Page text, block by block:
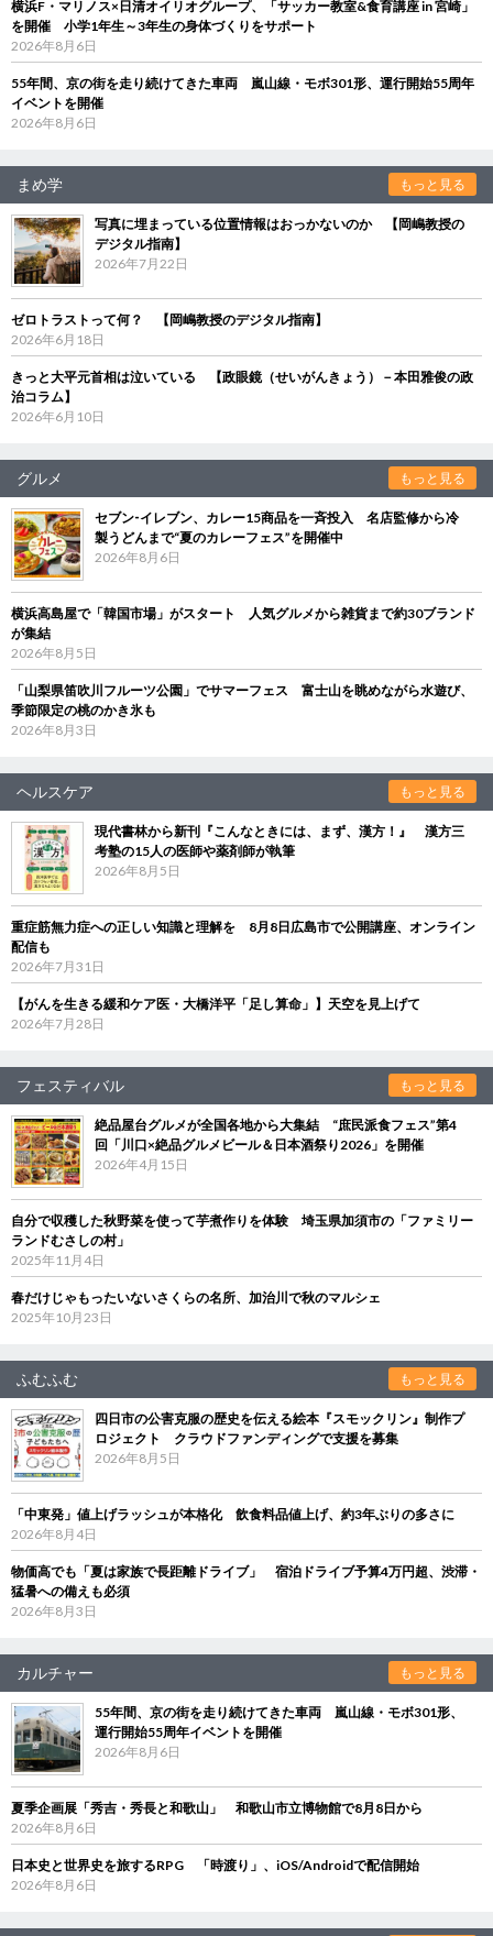
横浜F・マリノス×日清オイリオグループ、「サッカー教室&食育講座 in 宮崎」
を開催 小学1年生～3年生の身体づくりをサポート
2026年8月6日
55年間、京の街を走り続けてきた車両 嵐山線・モボ301形、運行開始55周年
イベントを開催
2026年8月6日
まめ学 もっと見る
写真に埋まっている位置情報はおっかないのか 【岡嶋教授の
デジタル指南】
2026年7月22日
ゼロトラストって何？ 【岡嶋教授のデジタル指南】
2026年6月18日
きっと大平元首相は泣いている 【政眼鏡（せいがんきょう）－本田雅俊の政
治コラム】
2026年6月10日
グルメ もっと見る
セブン‐イレブン、カレー15商品を一斉投入 名店監修から冷
製うどんまで“夏のカレーフェス”を開催中
2026年8月6日
横浜高島屋で「韓国市場」がスタート 人気グルメから雑貨まで約30ブランド
が集結
2026年8月5日
「山梨県笛吹川フルーツ公園」でサマーフェス 富士山を眺めながら水遊び、
季節限定の桃のかき氷も
2026年8月3日
ヘルスケア もっと見る
現代書林から新刊『こんなときには、まず、漢方！』 漢方三
考塾の15人の医師や薬剤師が執筆
2026年8月5日
重症筋無力症への正しい知識と理解を 8月8日広島市で公開講座、オンライン
配信も
2026年7月31日
【がんを生きる緩和ケア医・大橋洋平「足し算命」】天空を見上げて
2026年7月28日
フェスティバル もっと見る
絶品屋台グルメが全国各地から大集結 “庶民派食フェス”第4
回「川口×絶品グルメビール＆日本酒祭り2026」を開催
2026年4月15日
自分で収穫した秋野菜を使って芋煮作りを体験 埼玉県加須市の「ファミリー
ランドむさしの村」
2025年11月4日
春だけじゃもったいないさくらの名所、加治川で秋のマルシェ
2025年10月23日
ふむふむ もっと見る
四日市の公害克服の歴史を伝える絵本『スモックリン』制作プ
ロジェクト クラウドファンディングで支援を募集
2026年8月5日
「中東発」値上げラッシュが本格化 飲食料品値上げ、約3年ぶりの多さに
2026年8月4日
物価高でも「夏は家族で長距離ドライブ」 宿泊ドライブ予算4万円超、渋滞・
猛暑への備えも必須
2026年8月3日
カルチャー もっと見る
55年間、京の街を走り続けてきた車両 嵐山線・モボ301形、
運行開始55周年イベントを開催
2026年8月6日
夏季企画展「秀吉・秀長と和歌山」 和歌山市立博物館で8月8日から
2026年8月6日
日本史と世界史を旅するRPG 「時渡り」、iOS/Androidで配信開始
2026年8月6日